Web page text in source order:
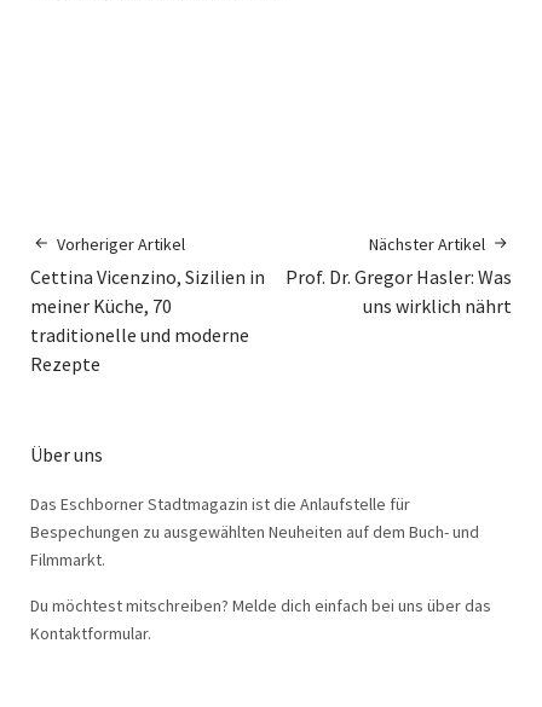
Vorheriger Artikel
Cettina Vicenzino, Sizilien in
meiner Küche, 70
traditionelle und moderne
Rezepte
Nächster Artikel
Prof. Dr. Gregor Hasler: Was
uns wirklich nährt
Über uns
Das Eschborner Stadtmagazin ist die Anlaufstelle für
Bespechungen zu ausgewählten Neuheiten auf dem Buch- und
Filmmarkt.
Du möchtest mitschreiben? Melde dich einfach bei uns über das
Kontaktformular.